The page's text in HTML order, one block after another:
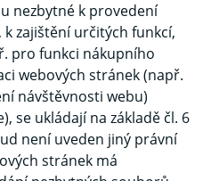
nezbytné k provedení
zajištění určitých funkcí,
pro funkci nákupního
webových stránek (např.
návštěvnosti webu)
se ukládají na základě čl. 6
není uveden jiný právní
stránek má